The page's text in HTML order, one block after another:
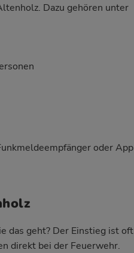
Dazu gehören unter
oder App
das geht? Der Einstieg ist oft
direkt bei der Feuerwehr.